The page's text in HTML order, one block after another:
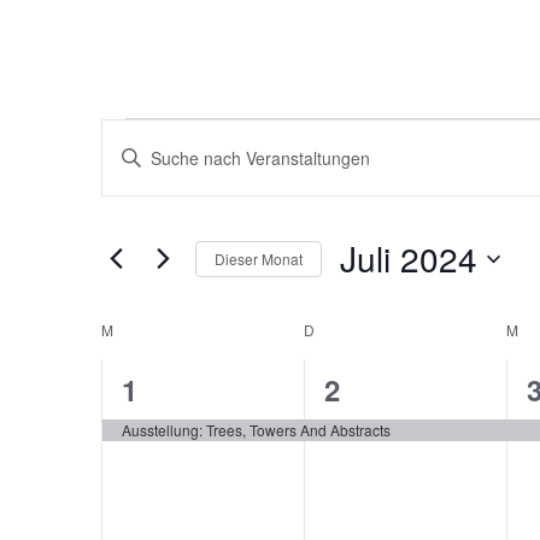
VERANSTALTUNGEN
SUCHE
UND
ANSICHTEN,
NAVIGATION
Bitte
Schlüsselwort
eingeben.
VeranstaltungenDieser Monat Juli 2024
KALENDER
VON
VERANSTALTUNGEN
M D M
1
Veranstaltung,
1
Ausstellung: Trees, Towers And Abstracts
1
Veranstaltung,
2
1